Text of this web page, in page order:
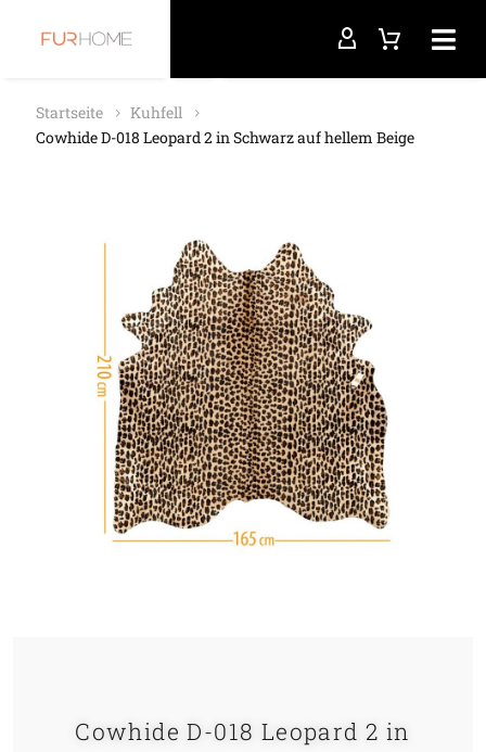
Startseite
Kuhfell
Cowhide D-018 Leopard 2 in Schwarz auf hellem Beige
Cowhide D-018 Leopard 2 in